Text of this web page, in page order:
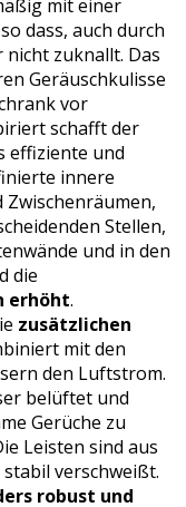
mit einer
dass, auch durch
nicht zuknallt. Das
Geräuschkulisse
vor
schafft der
effiziente und
innere
Stellen,
und in den
die
erhöht.
zusätzlichen
mit den
den Luftstrom.
belüftet und
Gerüche zu
Leisten sind aus
verschweißt.
robust und